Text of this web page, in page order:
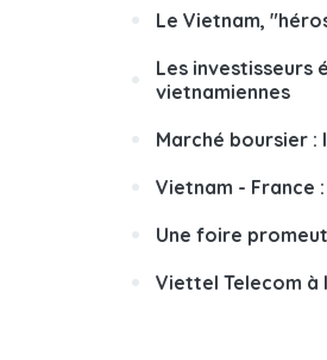
Le Vietnam,
Les investisseurs
vietnamiennes
Marché boursier
Vietnam - France
Une foire
Viettel Telecom à